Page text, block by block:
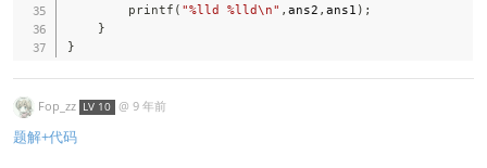
printf ( "%lld %lld\n" , ans2 , ans1 ) ;
}
}
Fop_zz LV 10 @ 9 年前
题解+代码